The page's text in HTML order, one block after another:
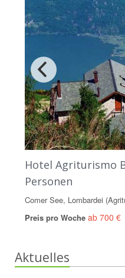
Hotel Agriturismo
Personen
Comer See, Lombardei
Preis pro Woche ab 700 €
Aktuelles